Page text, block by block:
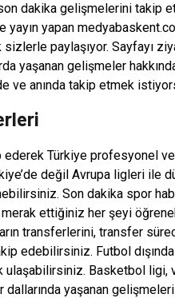
dakika gelişmelerini takip
yapan
paylaşıyor. Sayfayı
yaşanan gelişmeler
ve anında takip etmek
Türkiye profesyonel ve
değil Avrupa ligleri ile
Son dakika spor
merak ettiğiniz her şeyi
transferlerini, transfer
edebilirsiniz. Futbol
Basketbol ligi,
yaşanan